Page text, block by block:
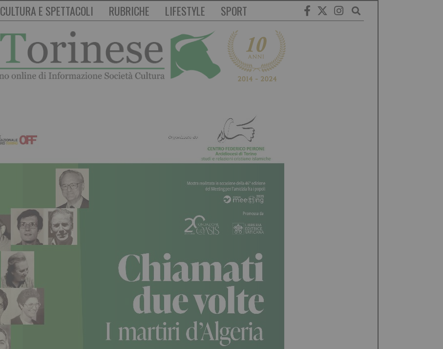
CULTURA E SPETTACOLI RUBRICHE LIFESTYLE SPORT